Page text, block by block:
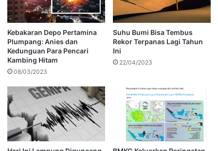
Kebakaran Depo Pertamina
Plumpang: Anies dan
Kedunguan Para Pencari
Kambing Hitam
08/03/2023
Suhu Bumi Bisa Tembus
Rekor Terpanas Lagi Tahun
Ini
22/04/2023